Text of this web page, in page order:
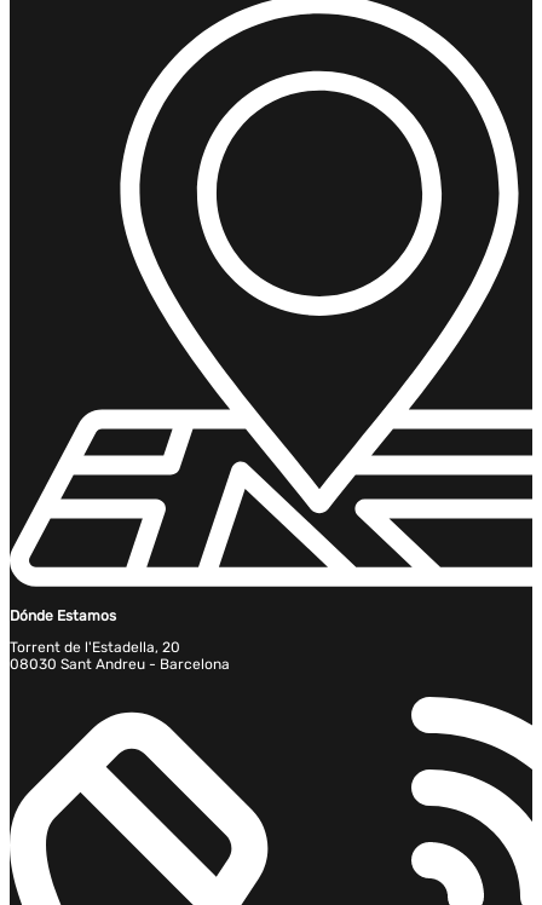
Dónde Estamos
Torrent de l'Estadella, 20
08030 Sant Andreu - Barcelona